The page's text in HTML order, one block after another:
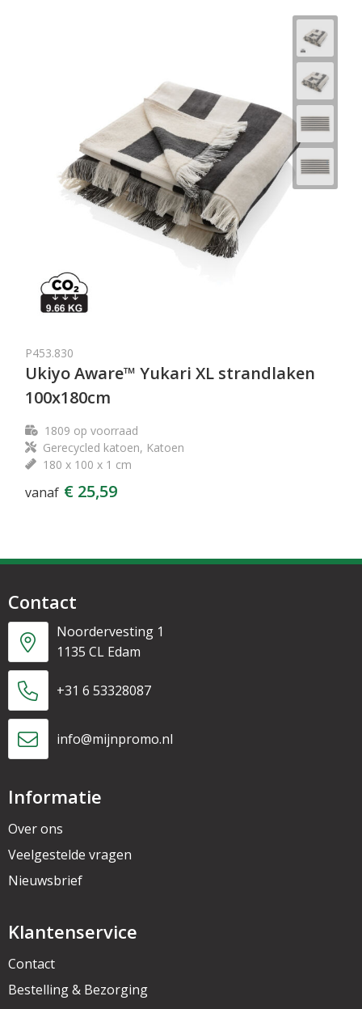
P453.830
Ukiyo Aware™ Yukari XL strandlaken
100x180cm
1809 op voorraad
Gerecycled katoen, Katoen
180 x 100 x 1 cm
vanaf € 25,59
Contact
Noordervesting 1
1135 CL Edam
+31 6 53328087
info@mijnpromo.nl
Informatie
Over ons
Veelgestelde vragen
Nieuwsbrief
Klantenservice
Contact
Bestelling & Bezorging